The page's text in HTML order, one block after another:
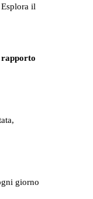
il
giorno